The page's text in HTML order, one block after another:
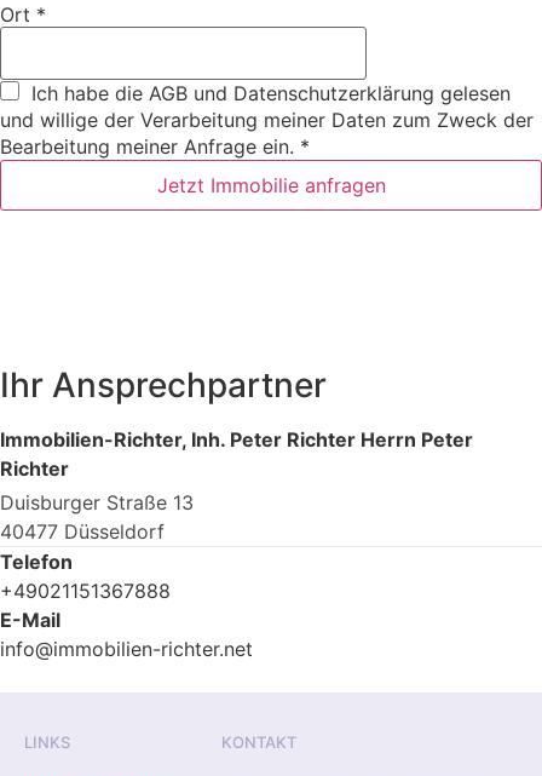
Ort *
Ich habe die AGB und Datenschutzerklärung gelesen
und willige der Verarbeitung meiner Daten zum Zweck der
Bearbeitung meiner Anfrage ein. *
Jetzt Immobilie anfragen
Ihr Ansprechpartner
Immobilien-Richter, Inh. Peter Richter Herrn Peter
Richter
Duisburger Straße 13
40477 Düsseldorf
Telefon
+49021151367888
E-Mail
info@immobilien-richter.net
LINKS KONTAKT